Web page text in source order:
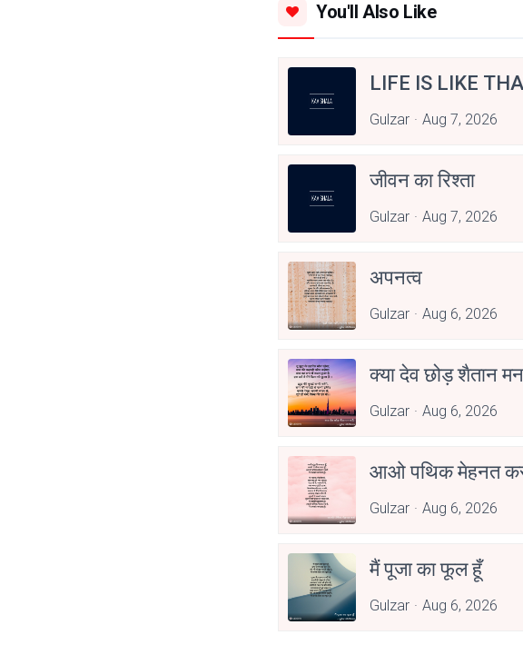
You'll Also Like
LIFE IS LIKE
Gulzar Aug 7, 2026
जीवन का रिश्ता
Gulzar Aug 7, 2026
अपनत्व
Gulzar Aug 6, 2026
क्या देव छोड़ शैतान
Gulzar Aug 6, 2026
आओ पथिक मेहनत
Gulzar Aug 6, 2026
मैं पूजा का फूल हूँ
Gulzar Aug 6, 2026